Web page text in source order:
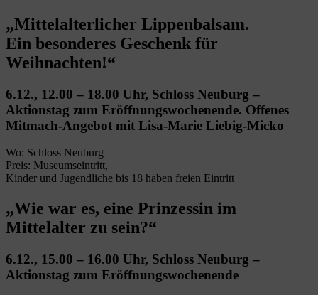
„Mittelalterlicher Lippenbalsam.
Ein besonderes Geschenk für
Weihnachten!“
6.12., 12.00 – 18.00 Uhr, Schloss Neuburg –
Aktionstag zum Eröffnungswochenende. Offenes
Mitmach-Angebot mit Lisa-Marie Liebig-Micko
Wo: Schloss Neuburg
Preis: Museumseintritt,
Kinder und Jugendliche bis 18 haben freien Eintritt
„Wie war es, eine Prinzessin im
Mittelalter zu sein?“
6.12., 15.00 – 16.00 Uhr, Schloss Neuburg –
Aktionstag zum Eröffnungswochenende